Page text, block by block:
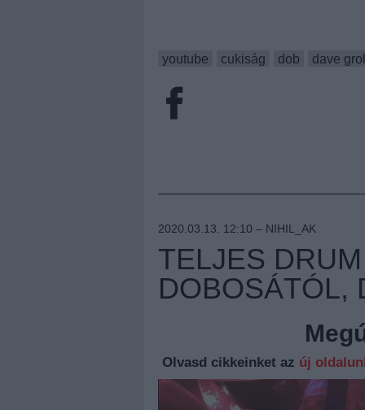
youtube
cukiság dob dave
2020.03.13. 12:10 – NIHIL_AK
TELJES
DOBOSÁTÓL,
Olvasd cikkeinket az új